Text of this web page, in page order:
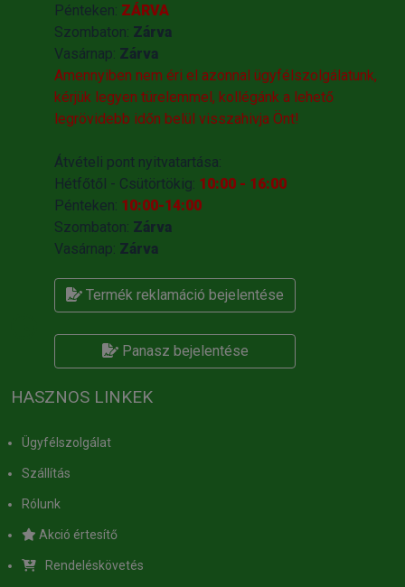
Pénteken: ZÁRVA
Szombaton: Zárva
Vasárnap: Zárva
Amennyiben nem éri el azonnal ügyfélszolgálatunk,
kérjük legyen türelemmel, kollégánk a lehető
legrövidebb időn belül visszahivja Önt!
Átvételi pont nyitvatartása:
Hétfőtől - Csütörtökig: 10:00 - 16:00
Pénteken: 10:00-14:00
Szombaton: Zárva
Vasárnap: Zárva
Termék reklamáció bejelentése
Panasz bejelentése
HASZNOS LINKEK
Ügyfélszolgálat
Szállítás
Rólunk
Akció értesítő
Rendeléskövetés